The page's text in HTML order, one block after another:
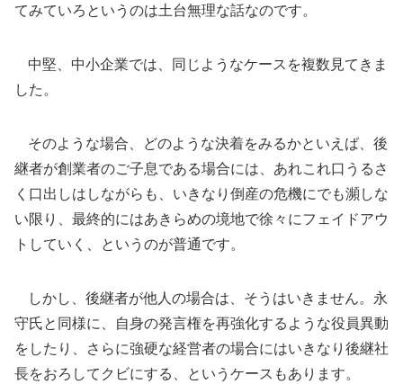
てみていろというのは土台無理な話なのです。
中堅、中小企業では、同じようなケースを複数見てきま
した。
そのような場合、どのような決着をみるかといえば、後
継者が創業者のご子息である場合には、あれこれ口うるさ
く口出しはしながらも、いきなり倒産の危機にでも瀕しな
い限り、最終的にはあきらめの境地で徐々にフェイドアウ
トしていく、というのが普通です。
しかし、後継者が他人の場合は、そうはいきません。永
守氏と同様に、自身の発言権を再強化するような役員異動
をしたり、さらに強硬な経営者の場合にはいきなり後継社
長をおろしてクビにする、というケースもあります。